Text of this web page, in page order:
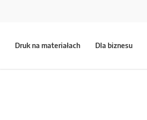
Druk na materiałach Dla biznesu